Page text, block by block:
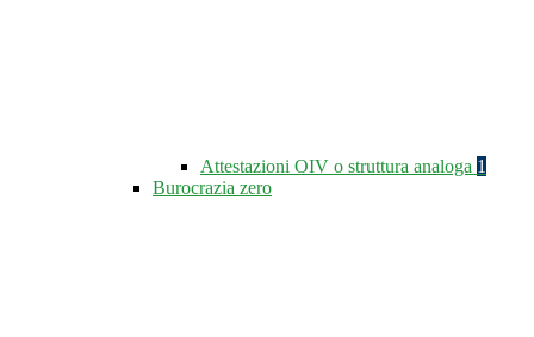
Attestazioni OIV o struttura analoga 1
Burocrazia zero